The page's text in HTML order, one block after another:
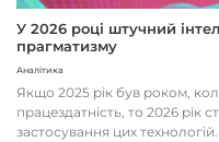
У 2026 році штучний
прагматизму
Аналітика
Якщо 2025 рік був роком,
працездатність, то 2026 рік
застосування цих